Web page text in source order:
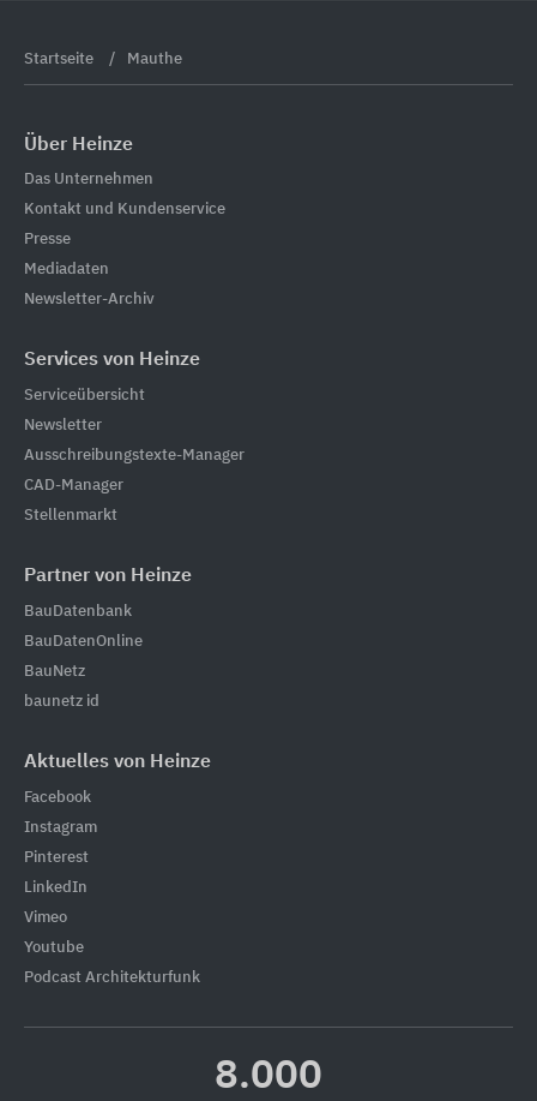
Startseite Mauthe
Über Heinze
Das Unternehmen
Kontakt und Kundenservice
Presse
Mediadaten
Newsletter-Archiv
Services von Heinze
Serviceübersicht
Newsletter
Ausschreibungstexte-Manager
CAD-Manager
Stellenmarkt
Partner von Heinze
BauDatenbank
BauDatenOnline
BauNetz
baunetz id
Aktuelles von Heinze
Facebook
Instagram
Pinterest
LinkedIn
Vimeo
Youtube
Podcast Architekturfunk
8.000